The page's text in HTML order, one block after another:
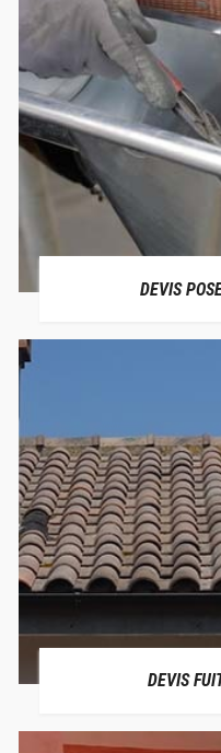
DEVIS
DEVIS